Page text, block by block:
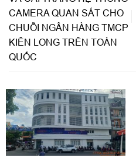
CAMERA QUAN SÁT CHO
CHUỖI NGÂN HÀNG TMCP
KIÊN LONG TRÊN TOÀN
QUỐC